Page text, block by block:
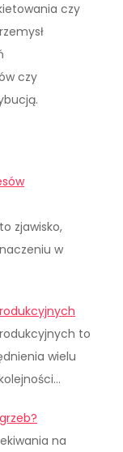
czy
czy
zjawisko,
w
to
wielu
na